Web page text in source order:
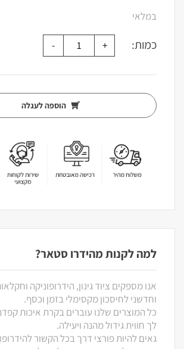
במלאי
כמות:
הוספה לעגלה
למה לקנות מהידרו סטאר?
אנו מספקים ציוד גינון, הידרופוניקה
וחדשני לחיסכון מקסימלי בזמן וכסף.
כל המוצרים שלנו עוברים בקרת איכות
לך חווית גידול מהנה ויעילה.
גאים להיות פורצי דרך בכל הקשור